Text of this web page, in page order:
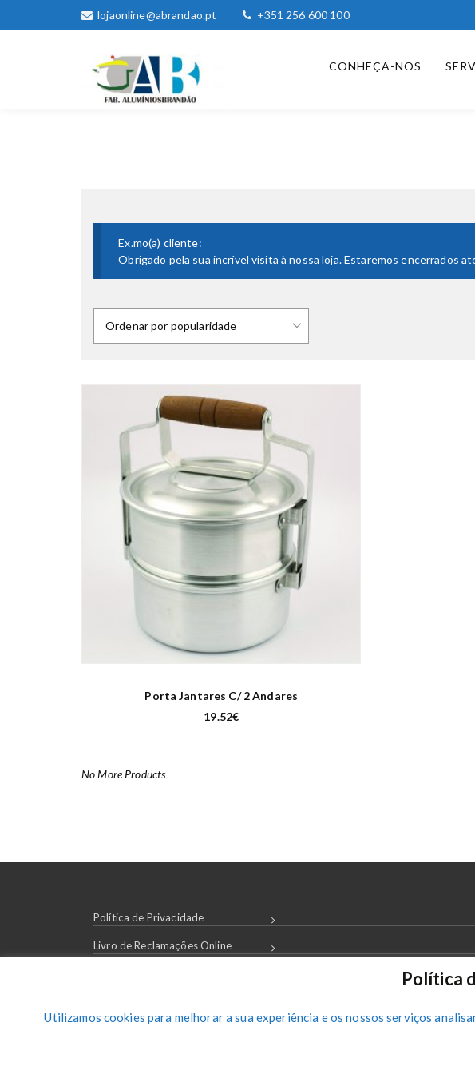
lojaonline@abrandao.pt +351 256 600 100
CONHEÇA-NOS
Ex.mo(a) cliente:
Obrigado pela sua incrível visita à nossa loja. Estaremos encerrados
Porta Jantares C/ 2 Andares
19.52€
No More Products
Política de Privacidade
Livro de Reclamações Online
Política
Utilizamos cookies para melhorar a sua experiência e os nossos serviços